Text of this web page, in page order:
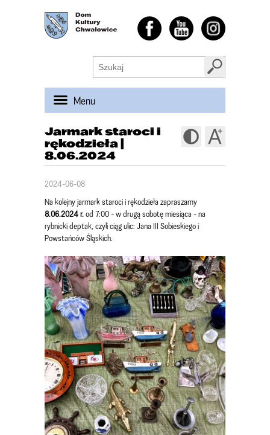
Menu
Jarmark staroci i
rękodzieła |
8.06.2024
2024-06-08
Na kolejny jarmark staroci i rękodzieła zapraszamy
8.06.2024 r.od 7:00 - w drugą sobotę miesiąca - na
rybnicki deptak, czyli ciąg ulic: Jana III Sobieskiego i
Powstańców Śląskich.